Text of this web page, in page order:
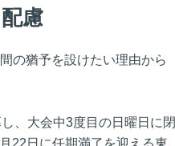
慮
の猶予を設けたい理由から
、大会中3度目の日曜日に閉
22日に任期満了を迎える東